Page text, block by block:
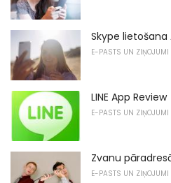
Skype
E-PASTS UN ZIŅOJUMI
LINE App Review
E-PASTS UN ZIŅOJUMI
Zvanu
E-PASTS UN ZIŅOJUMI